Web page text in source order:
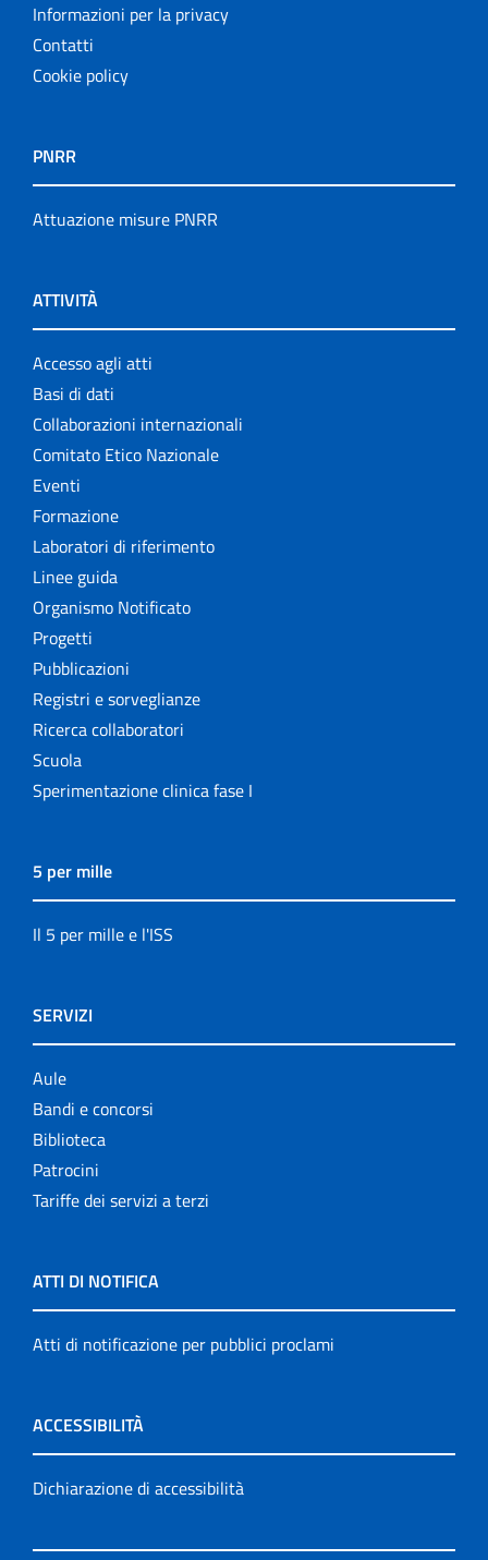
Informazioni per la privacy
Contatti
Cookie policy
PNRR
Attuazione misure PNRR
ATTIVITÀ
Accesso agli atti
Basi di dati
Collaborazioni internazionali
Comitato Etico Nazionale
Eventi
Formazione
Laboratori di riferimento
Linee guida
Organismo Notificato
Progetti
Pubblicazioni
Registri e sorveglianze
Ricerca collaboratori
Scuola
Sperimentazione clinica fase I
5 per mille
Il 5 per mille e l'ISS
SERVIZI
Aule
Bandi e concorsi
Biblioteca
Patrocini
Tariffe dei servizi a terzi
ATTI DI NOTIFICA
Atti di notificazione per pubblici proclami
ACCESSIBILITÀ
Dichiarazione di accessibilità